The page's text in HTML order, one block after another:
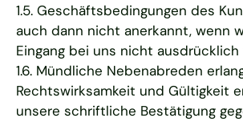
1.5. Geschäftsbedingungen des
auch dann nicht anerkannt, wenn
Eingang bei uns nicht
1.6. Mündliche Nebenabreden
Rechtswirksamkeit und Gültigkeit
unsere schriftliche Bestätigung